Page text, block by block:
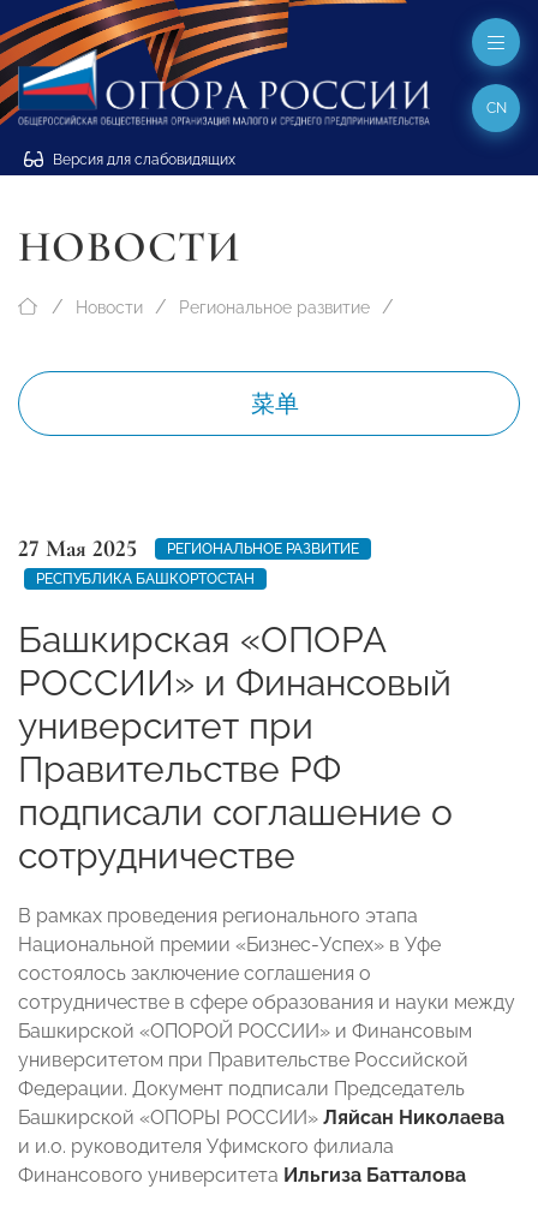
Версия для слабовидящих
CN
НОВОСТИ
Новости Региональное развитие
菜单
27 Мая 2025
РЕГИОНАЛЬНОЕ РАЗВИТИЕ
РЕСПУБЛИКА БАШКОРТОСТАН
Башкирская «ОПОРА
РОССИИ» и Финансовый
университет при
Правительстве РФ
подписали соглашение о
сотрудничестве
В рамках проведения регионального этапа
Национальной премии «Бизнес-Успех» в Уфе
состоялось заключение соглашения о
сотрудничестве в сфере образования и науки между
Башкирской «ОПОРОЙ РОССИИ» и Финансовым
университетом при Правительстве Российской
Федерации. Документ подписали Председатель
Башкирской «ОПОРЫ РОССИИ» Ляйсан Николаева
и и.о. руководителя Уфимского филиала
Финансового университета Ильгиза Батталова